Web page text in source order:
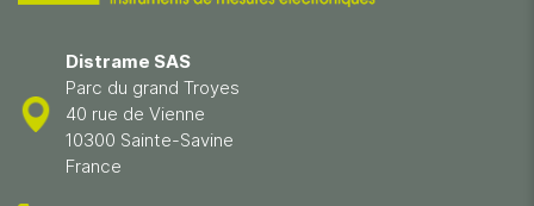
Distrame SAS
Parc du grand Troyes
40 rue de Vienne
10300 Sainte-Savine
France